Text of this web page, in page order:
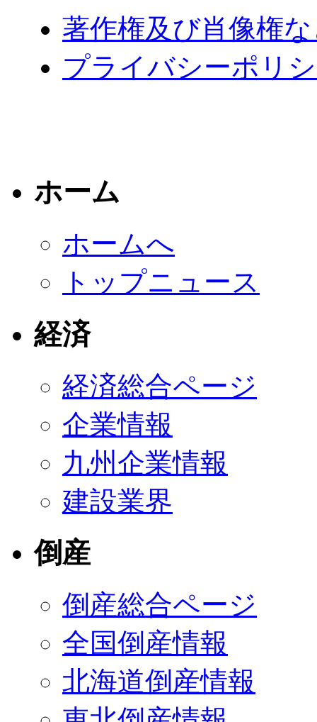
著作権及び肖像権
プライバシーポリ
ホーム
ホームへ
トップニュース
経済
経済総合ページ
企業情報
九州企業情報
建設業界
倒産
倒産総合ページ
全国倒産情報
北海道倒産情報